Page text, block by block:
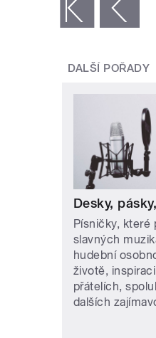
‹ předchozí
DALŠÍ POŘADY
Desky,
Písničky, které
slavných
hudební
životě,
přátelích,
dalších